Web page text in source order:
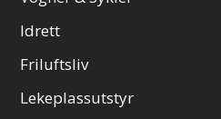
Idrett
Friluftsliv
Lekeplassutstyr